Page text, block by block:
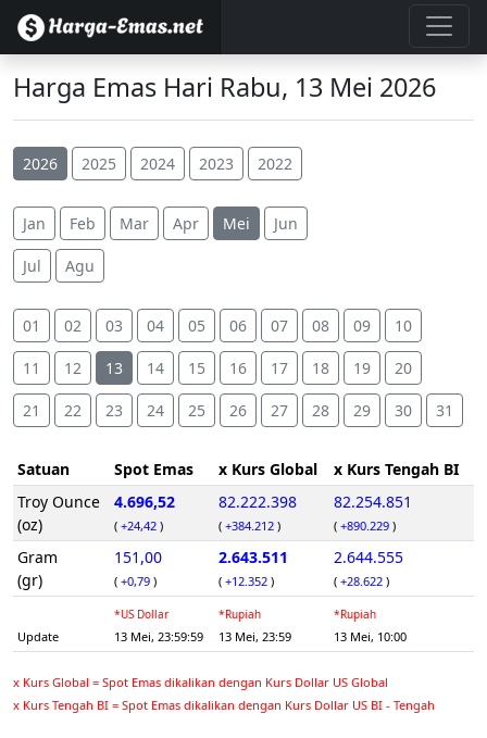
Harga Emas Hari Rabu, 13 Mei 2026
2026 2025 2024 2023 2022
Jan Feb Mar Apr Mei Jun
Jul Agu
01 02 03 04 05 06 07 08 09 10
11 12 13 14 15 16 17 18 19 20
21 22 23 24 25 26 27 28 29 30 31
Satuan Spot Emas x Kurs Global
x Kurs Tengah BI
Troy Ounce
(oz)
4.696,52
( +24,42 )
82.222.398
( +384.212 )
82.254.851
( +890.229 )
Gram
(gr)
151,00
( +0,79 )
2.643.511
( +12.352 )
2.644.555
( +28.622 )
Update
*US Dollar
13 Mei, 23:59:59
*Rupiah
13 Mei, 23:59
*Rupiah
13 Mei, 10:00
x Kurs Global = Spot Emas dikalikan dengan Kurs Dollar US Global
x Kurs Tengah BI = Spot Emas dikalikan dengan Kurs Dollar US BI - Tengah